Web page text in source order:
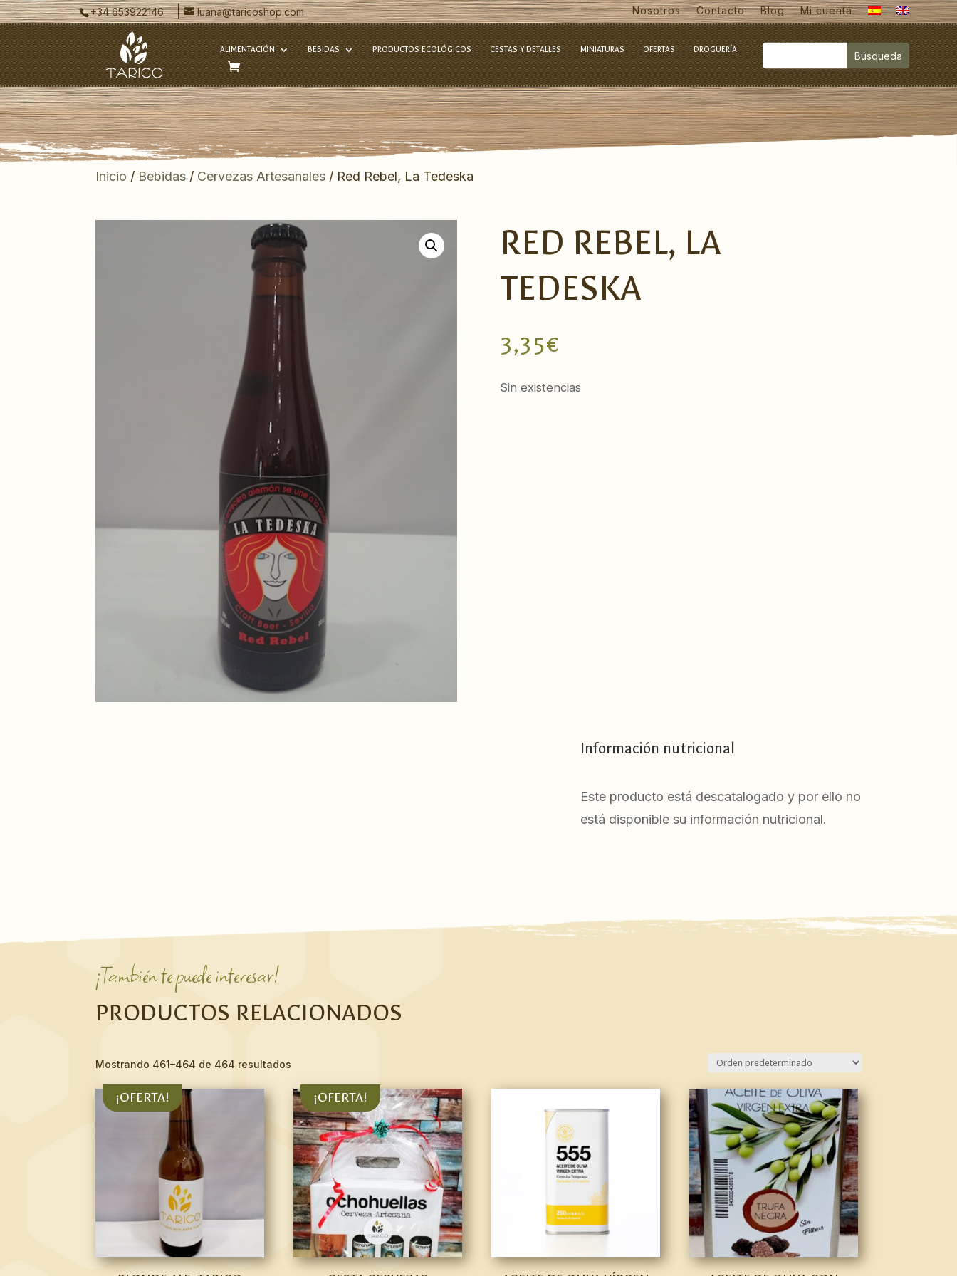
+34 653922146 | luana@taricoshop.com Nosotros Contacto Blog Mi cuenta
ALIMENTACIÓN BEBIDAS PRODUCTOS ECOLÓGICOS CESTAS Y DETALLES MINIATURAS OFERTAS DROGUERÍA
Inicio / Bebidas / Cervezas Artesanales / Red Rebel, La Tedeska
RED REBEL, LA
TEDESKA
3,35€
Sin existencias
Información nutricional
Este producto está descatalogado y por ello no
está disponible su información nutricional.
¡También te puede interesar!
PRODUCTOS RELACIONADOS
Mostrando 461–464 de 464 resultados
¡OFERTA! ¡OFERTA!